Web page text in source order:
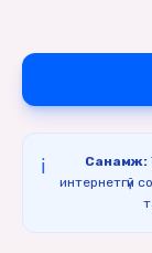
ℹ️ Санамж:
интернетгүй